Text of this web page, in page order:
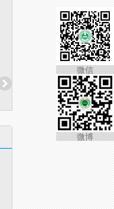
简介：吕春生，男，汉族，
生，理学硕士，中共党员。
微信
微博